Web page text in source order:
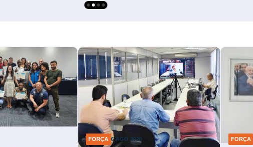
FORÇA 6 AGO 2026 FORÇA